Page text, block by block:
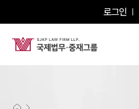
로그인